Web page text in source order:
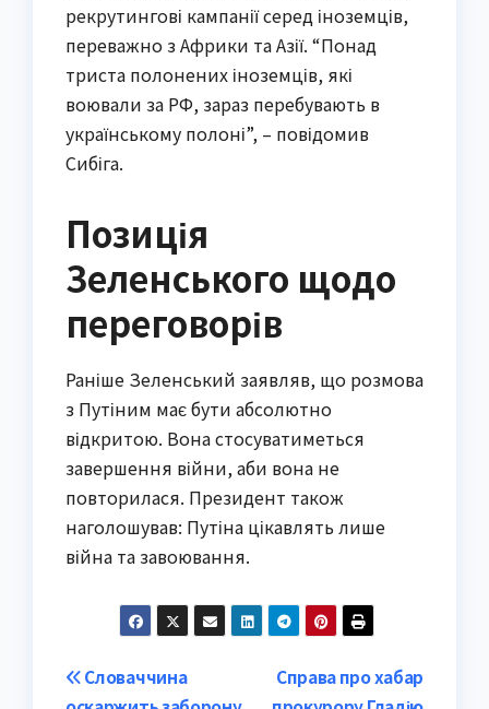
рекрутингові кампанії серед іноземців,
переважно з Африки та Азії. “Понад
триста полонених іноземців, які
воювали за РФ, зараз перебувають в
українському полоні”, – повідомив
Сибіга.
Позиція
Зеленського щодо
переговорів
Раніше Зеленський заявляв, що розмова
з Путіним має бути абсолютно
відкритою. Вона стосуватиметься
завершення війни, аби вона не
повторилася. Президент також
наголошував: Путіна цікавлять лише
війна та завоювання.
Post
Справа про хабар
Словаччина